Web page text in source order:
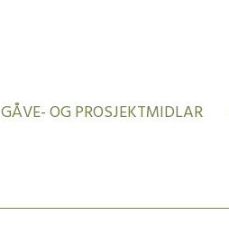
GÅVE- OG PROSJEKTMIDLAR